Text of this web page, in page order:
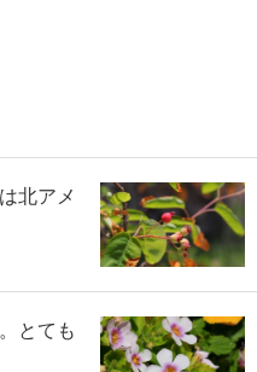
北アメ
とても